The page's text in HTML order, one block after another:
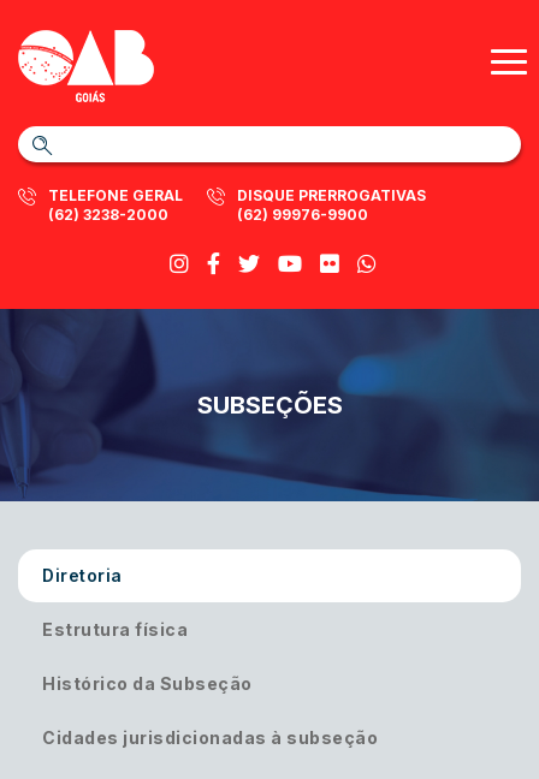
TELEFONE GERAL
(62) 3238-2000
DISQUE PRERROGATIVAS
(62) 99976-9900
SUBSEÇÕES
Diretoria
Estrutura física
Histórico da Subseção
Cidades jurisdicionadas à subseção